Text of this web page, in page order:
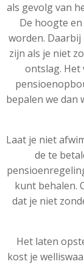
als gevolg van
De hoogte
worden.
zijn als je niet
ontslag. Het
bepalen we dan
Laat je niet
de te
kunt behalen.
dat je niet
Het laten
kost je